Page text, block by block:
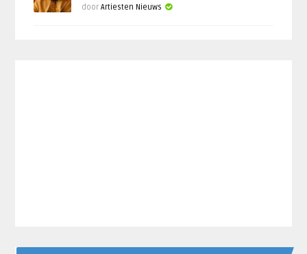
doorArtiesten Nieuws